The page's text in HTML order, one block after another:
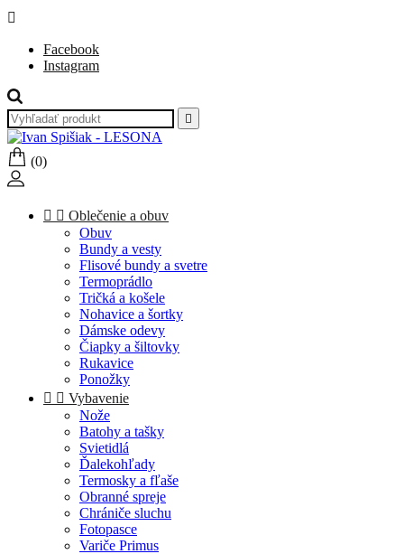

Facebook
Instagram

(0)
  Oblečenie a obuv
Obuv
Bundy a vesty
Flisové bundy a svetre
Termoprádlo
Tričká a košele
Nohavice a šortky
Dámske odevy
Čiapky a šiltovky
Rukavice
Ponožky
  Vybavenie
Nože
Batohy a tašky
Svietidlá
Ďalekohľady
Termosky a fľaše
Obranné spreje
Chrániče sluchu
Fotopasce
Variče Primus